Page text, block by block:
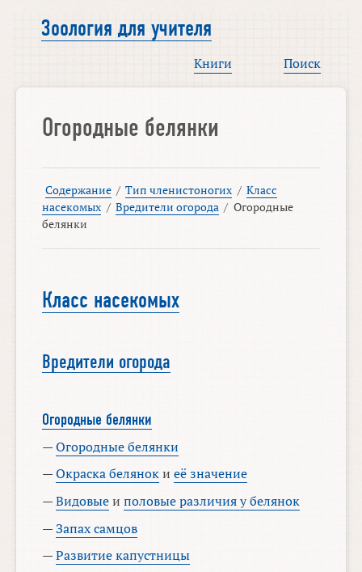
Зоология для учителя
Книги Поиск
Огородные белянки
Содержание / Тип членистоногих / Класс
насекомых / Вредители огорода / Огородные
белянки
Класс насекомых
Вредители огорода
Огородные белянки
—Огородные белянки
—Окраска белянокиеё значение
—Видовыеиполовые различия у белянок
—Запах самцов
—Развитие капустницы